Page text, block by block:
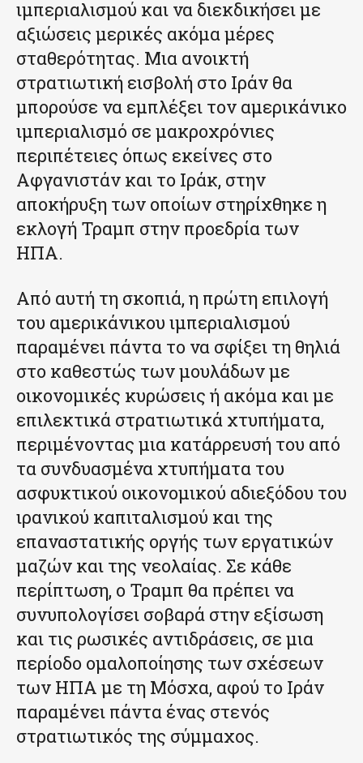
ιμπεριαλισμού και να διεκδικήσει με
αξιώσεις μερικές ακόμα μέρες
σταθερότητας. Μια ανοικτή
στρατιωτική εισβολή στο Ιράν θα
μπορούσε να εμπλέξει τον αμερικάνικο
ιμπεριαλισμό σε μακροχρόνιες
περιπέτειες όπως εκείνες στο
Αφγανιστάν και το Ιράκ, στην
αποκήρυξη των οποίων στηρίχθηκε η
εκλογή Τραμπ στην προεδρία των
ΗΠΑ.
Από αυτή τη σκοπιά, η πρώτη επιλογή
του αμερικάνικου ιμπεριαλισμού
παραμένει πάντα το να σφίξει τη θηλιά
στο καθεστώς των μουλάδων με
οικονομικές κυρώσεις ή ακόμα και με
επιλεκτικά στρατιωτικά χτυπήματα,
περιμένοντας μια κατάρρευσή του από
τα συνδυασμένα χτυπήματα του
ασφυκτικού οικονομικού αδιεξόδου του
ιρανικού καπιταλισμού και της
επαναστατικής οργής των εργατικών
μαζών και της νεολαίας. Σε κάθε
περίπτωση, ο Τραμπ θα πρέπει να
συνυπολογίσει σοβαρά στην εξίσωση
και τις ρωσικές αντιδράσεις, σε μια
περίοδο ομαλοποίησης των σχέσεων
των ΗΠΑ με τη Μόσχα, αφού το Ιράν
παραμένει πάντα ένας στενός
στρατιωτικός της σύμμαχος.